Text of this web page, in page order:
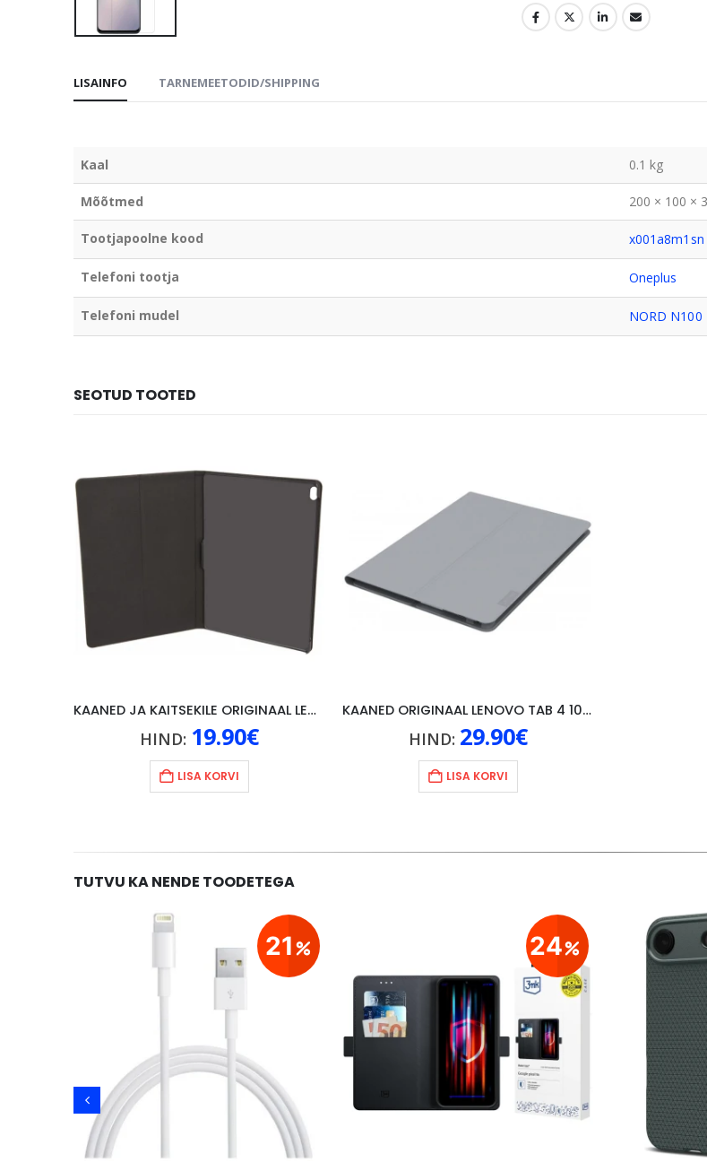
LISAINFO TARNEMEETODID/SHIPPING
Kaal 0.1 kg
Mõõtmed 200 × 100 ×
Tootjapoolne kood x001a8m1sn
Telefoni tootja Oneplus
Telefoni mudel NORD N100
SEOTUD TOOTED
KAANED JA KAITSEKILE ORIGINAAL LENOVO P10, MUST
HIND: 19.90€
LISA KORVI
KAANED ORIGINAAL LENOVO TAB 4 10″, HALL
HIND: 29.90€
LISA KORVI
TUTVU KA NENDE TOODETEGA
21 24